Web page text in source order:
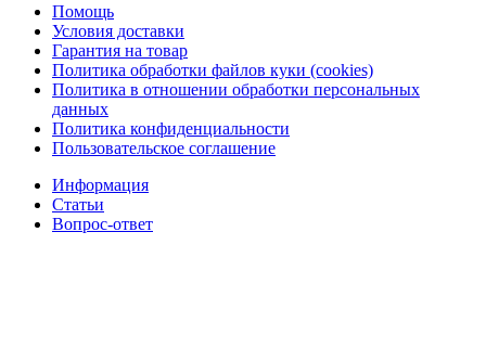
Помощь
Условия доставки
Гарантия на товар
Политика обработки файлов куки (cookies)
Политика в отношении обработки персональных
данных
Политика конфиденциальности
Пользовательское соглашение
Информация
Статьи
Вопрос-ответ